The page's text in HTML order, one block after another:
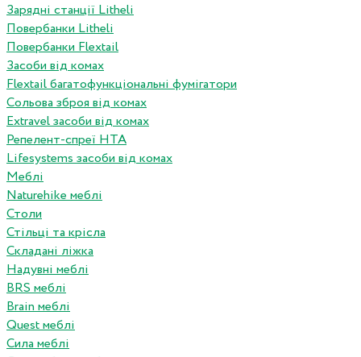
Зарядні станції Litheli
Повербанки Litheli
Повербанки Flextail
Засоби від комах
Flextail багатофункціональні фумігатори
Сольова зброя від комах
Extravel засоби від комах
Репелент-спреї HTA
Lifesystems засоби від комах
Меблі
Naturehike меблі
Столи
Стільці та крісла
Складані ліжка
Надувні меблі
BRS меблі
Brain меблі
Quest меблі
Сила меблі